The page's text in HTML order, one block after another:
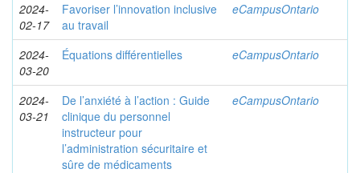
2024-
02-17
Favoriser l’innovation inclusive
au travail
eCampusOntario
2024-
03-20
Équations différentielles eCampusOntario
2024-
03-21
De l’anxiété à l’action : Guide
clinique du personnel
instructeur pour
l’administration sécuritaire et
sûre de médicaments
eCampusOntario